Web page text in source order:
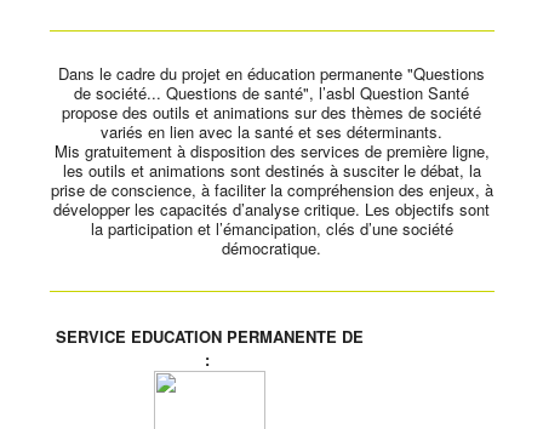
Dans le cadre du projet en éducation permanente "Questions
de société... Questions de santé", l’asbl Question Santé
propose des outils et animations sur des thèmes de société
variés en lien avec la santé et ses déterminants.
Mis gratuitement à disposition des services de première ligne,
les outils et animations sont destinés à susciter le débat, la
prise de conscience, à faciliter la compréhension des enjeux, à
développer les capacités d’analyse critique. Les objectifs sont
la participation et l’émancipation, clés d’une société
démocratique.
SERVICE EDUCATION PERMANENTE DE
: